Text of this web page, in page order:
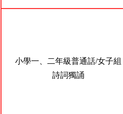
小學一、二年級普通話/女子組
詩詞獨誦